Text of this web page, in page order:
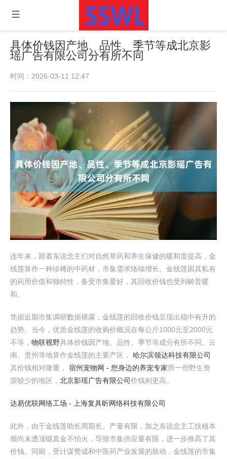
具体价钱因产地、品性、季节等成北京影
瑶广告有限公司分有所不同
时间：2026-03-11 12:47
连年来，跟着东说念主们对自然草药和养生保健的暖和度提高，金
线莲算作一种珍稀的中药材，市集需求络续增长。金线莲因其私有
的药用价值和独特性，备受市集爱好，其回收价钱也受到畴昔暖
和。
凭据近期市集调研数据裸露，金线莲的回收价钱呈现出稳中有升的
趋势。当今，优质金线莲的收购价概况在每公斤1000元至2000元
不等， 物联视野具体价钱因产地、品性、季节等成分有所不同。云
南、贵州等地算作金线莲的主要产区， 哈尔滨领达科技有限公司
其价钱相对隆重， 宿州宠物网 - 您身边的养宠专家而一些野生资
源较少的地区， 北京影瑶广告有限公司价钱则更高。
达易优联网络工场 - 上海复具昕网络科技有限公司
此外，由于金线莲助长周期长、产量有限，加之东说念主工扶植本
领尚未透顶锻真金不怕火，导致市集供应量有限，进一步推高了其
价钱。同期，受计谋赞成和中医药产业发展的鼓动，金线莲的市集